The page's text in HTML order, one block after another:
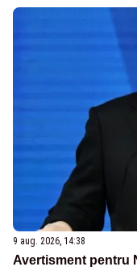
9 aug. 2026, 14:38
Avertisment pentru